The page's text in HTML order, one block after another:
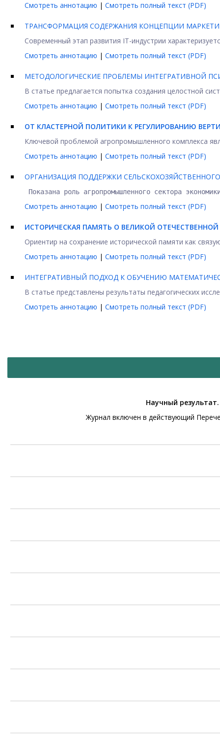
Смотреть аннотацию | Смотреть полный текст (PDF)
ТРАНСФОРМАЦИЯ СОДЕРЖАНИЯ КОНЦЕПЦИИ
Современный этап развития IT-индустрии
Смотреть аннотацию | Смотреть полный текст (PDF)
МЕТОДОЛОГИЧЕСКИЕ ПРОБЛЕМЫ ИНТЕГРАТИВНОЙ
В статье предлагается попытка создания целостной
Смотреть аннотацию | Смотреть полный текст (PDF)
ОТ КЛАСТЕРНОЙ ПОЛИТИКИ К РЕГУЛИРОВАНИЮ
Ключевой проблемой агропромышленного комплекса
Смотреть аннотацию | Смотреть полный текст (PDF)
ОРГАНИЗАЦИЯ ПОДДЕРЖКИ
Показана роль агропромышленного сектора
Смотреть аннотацию | Смотреть полный текст (PDF)
ИСТОРИЧЕСКАЯ ПАМЯТЬ О ВЕЛИКОЙ ОТЕЧЕСТВЕННОЙ
Ориентир на сохранение исторической памяти как
Смотреть аннотацию | Смотреть полный текст (PDF)
ИНТЕГРАТИВНЫЙ ПОДХОД К ОБУЧЕНИЮ
В статье представлены результаты педагогических
Смотреть аннотацию | Смотреть полный текст (PDF)
Научный
Журнал включен в действующий